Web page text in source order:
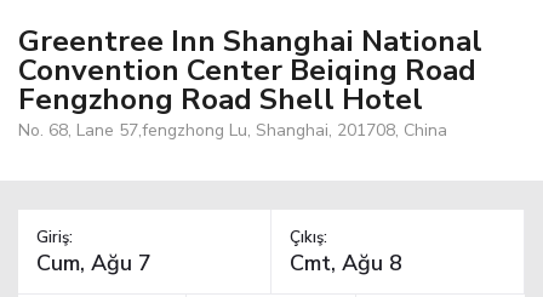
Greentree Inn Shanghai National
Convention Center Beiqing Road
Fengzhong Road Shell Hotel
No. 68, Lane 57,fengzhong Lu, Shanghai, 201708, China
Giriş: Çıkış: